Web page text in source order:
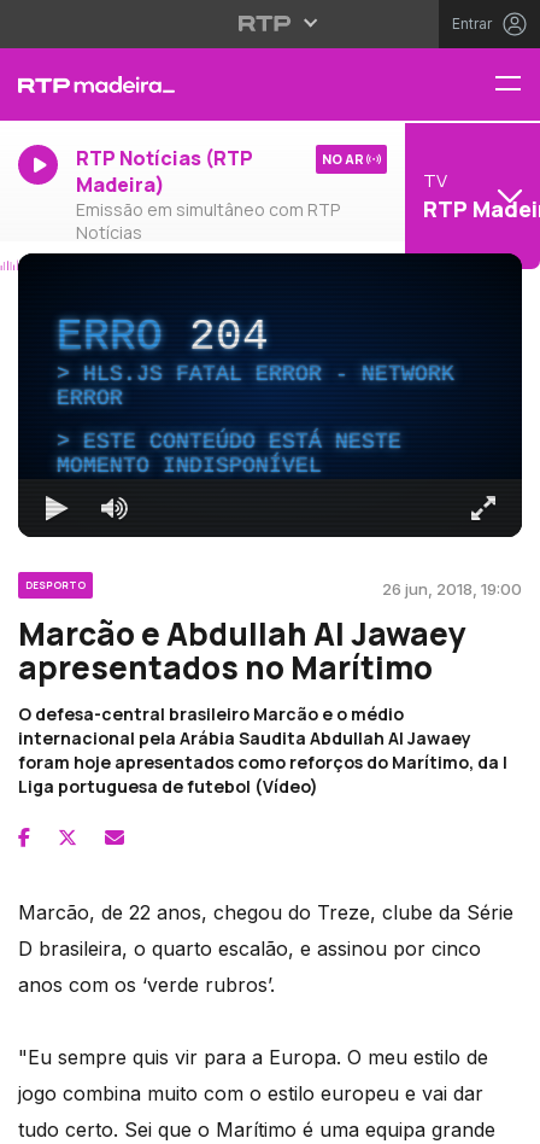
Entrar
RTP Notícias (RTP
Madeira)
Emissão em simultâneo com RTP
Notícias
NO AR
TV
RTP
ERRO204
HLS.JS FATAL ERROR - NETWORK
ERROR
ESTE CONTEÚDO ESTÁ NESTE
MOMENTO INDISPONÍVEL
DESPORTO 26 jun, 2018, 19:00
Marcão e Abdullah Al Jawaey
apresentados no Marítimo
O defesa-central brasileiro Marcão e o médio
internacional pela Arábia Saudita Abdullah Al Jawaey
foram hoje apresentados como reforços do Marítimo, da I
Liga portuguesa de futebol (Vídeo)
Marcão, de 22 anos, chegou do Treze, clube da Série
D brasileira, o quarto escalão, e assinou por cinco
anos com os ‘verde rubros’.
"Eu sempre quis vir para a Europa. O meu estilo de
jogo combina muito com o estilo europeu e vai dar
tudo certo. Sei que o Marítimo é uma equipa grande